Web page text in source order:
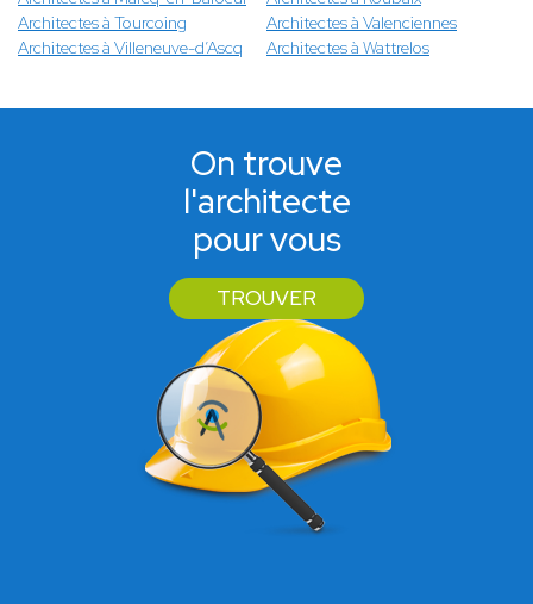
Architectes à Tourcoing
Architectes à Valenciennes
Architectes à Villeneuve-d’Ascq
Architectes à Wattrelos
On trouve
l'architecte
pour vous
TROUVER